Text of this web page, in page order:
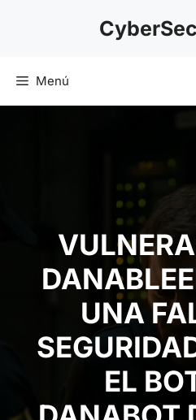
Menú
UNA
EL